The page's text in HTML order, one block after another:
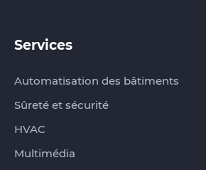
Services
Automatisation des bâtiments
Sûreté et sécurité
HVAC
Multimédia